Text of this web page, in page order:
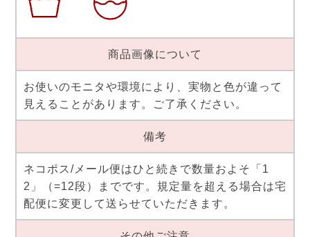
商品画像について
お使いのモニタや環境により、実物と色が違って
見えることがあります。ご了承ください。
備考
ネコポス/メール便はひと続きで数量およそ「1
2」（=12段）までです。規定量を超える場合は宅
配便に変更して送らせていただきます。